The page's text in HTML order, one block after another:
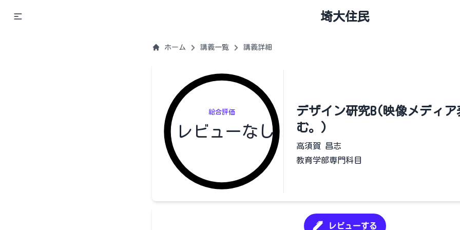
埼大住民
ホーム 講義一覧 講義詳細
総合評価
レビューなし
デザイン研究B(映像メディア
む。)
高須賀 昌志
教育学部専門科目
レビューする